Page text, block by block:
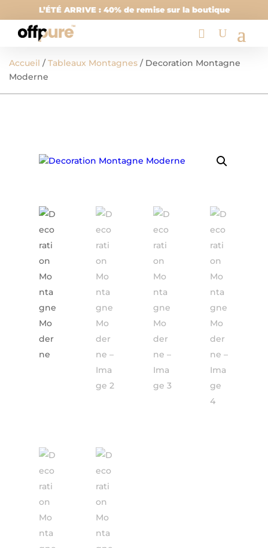
L’ÉTÉ ARRIVE : 40% de remise sur la boutique
Accueil /Tableaux Montagnes / Decoration Montagne
Moderne